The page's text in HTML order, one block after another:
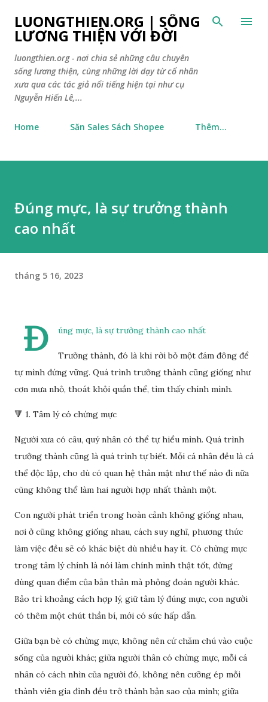
Chuyển đến nội dung chính
LUONGTHIEN.ORG | SỐNG
LƯƠNG THIỆN VỚI ĐỜI
luongthien.org - nơi chia sẻ những câu chuyên
sống lương thiện, cùng những lời dạy từ cổ nhân
xưa qua các tác giả nổi tiếng hiện tại như cụ
Nguyễn Hiến Lê,...
Home Săn Sales Sách Shopee Thêm…
Đúng mực, là sự trưởng thành
cao nhất
tháng 5 16, 2023
Đ úng mực, là sự trưởng thành cao nhất
Trưởng thành, đó là khi rời bỏ một đám đông để
tự mình đứng vững. Quá trình trưởng thành cũng giống như
cơn mưa nhỏ, thoát khỏi quần thể, tìm thấy chính mình.
🔻 1. Tâm lý có chừng mực
Người xưa có câu, quý nhân có thể tự hiểu mình. Quá trình
trưởng thành cũng là quá trình tự biết. Mỗi cá nhân đều là cá
thể độc lập, cho dù có quan hệ thân mật như thế nào đi nữa
cũng không thể làm hai người hợp nhất thành một.
Con người phát triển trong hoàn cảnh không giống nhau,
nơi ở cũng không giống nhau, cách suy nghĩ, phương thức
làm việc đều sẽ có khác biệt dù nhiều hay ít. Có chừng mực
trong tâm lý chính là nói làm chính mình thật tốt, đừng
dùng quan điểm của bản thân mà phỏng đoán người khác.
Bảo trì khoảng cách hợp lý, giữ tâm lý đúng mực, con người
có thêm một chút thần bí, mới có sức hấp dẫn.
Giữa bạn bè có chừng mực, không nên cứ chăm chú vào cuộc
sống của người khác; giữa người thân có chừng mực, mỗi cá
nhân có cách nhìn của người đó, không nên cưỡng ép mỗi
thành viên gia đình đều trở thành bản sao của mình; giữa